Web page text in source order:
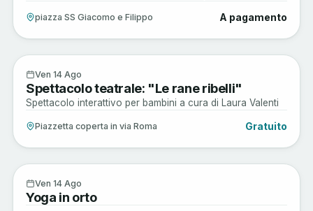
piazza SS Giacomo e Filippo A pagamento
Arte e Cultura
Ven 14 Ago
Spettacolo teatrale: "Le rane ribelli"
Spettacolo interattivo per bambini a cura di Laura Valenti
Piazzetta coperta in via Roma Gratuito
Musica e Spettacoli
Ven 14 Ago
Yoga in orto